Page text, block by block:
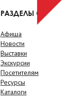
РАЗДЕЛЫ САЙТА
Афиша
Новости
Выставки
Экскурсии
Посетителям
Ресурсы
Каталоги